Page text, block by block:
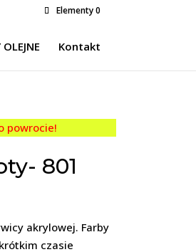
Elementy 0
Kontakt
powrocie!
801
akrylowej. Farby
czasie